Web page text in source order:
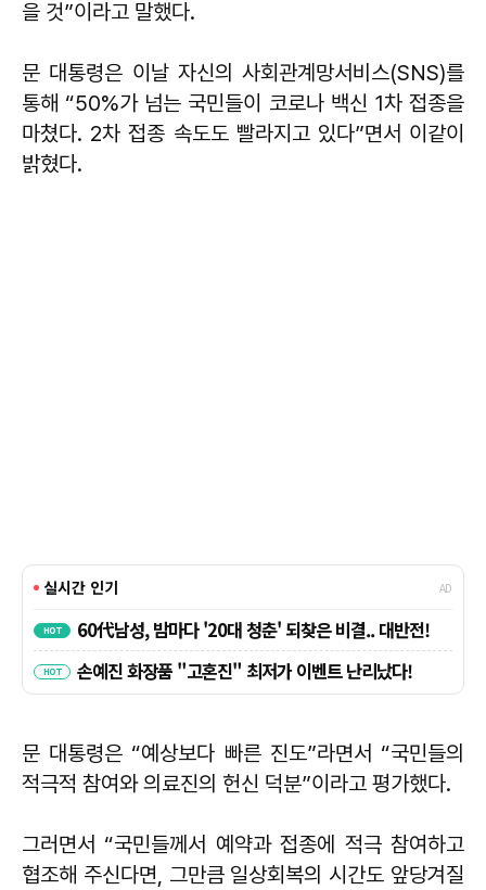
을 것”이라고 말했다.
문 대통령은 이날 자신의 사회관계망서비스(SNS)를
통해 “50%가 넘는 국민들이 코로나 백신 1차 접종을
마쳤다. 2차 접종 속도도 빨라지고 있다”면서 이같이
밝혔다.
문 대통령은 “예상보다 빠른 진도”라면서 “국민들의
적극적 참여와 의료진의 헌신 덕분”이라고 평가했다.
그러면서 “국민들께서 예약과 접종에 적극 참여하고
협조해 주신다면, 그만큼 일상회복의 시간도 앞당겨질